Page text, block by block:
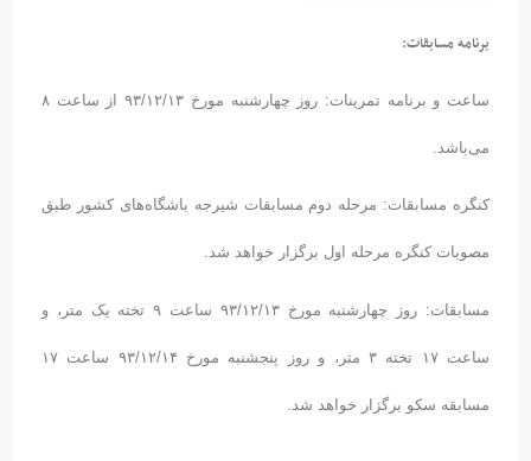
برنامه مسابقات:
ساعت و برنامه تمرینات: روز چهارشنبه مورخ ۹۳/۱۲/۱۳ از ساعت ۸
می‌باشد.
کنگره مسابقات: مرحله دوم مسابقات شیرجه باشگاه‌های کشور طبق
مصوبات کنگره مرحله اول برگزار خواهد شد.
مسابقات: روز چهارشنبه مورخ ۹۳/۱۲/۱۳ ساعت ۹ تخته یک متر، و
ساعت ۱۷ تخته ۳ متر، و روز پنجشنبه مورخ ۹۳/۱۲/۱۴ ساعت ۱۷
مسابقه سکو برگزار خواهد شد.